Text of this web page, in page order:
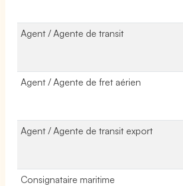
Agent / Agente de transit
Agent / Agente de fret aérien
Agent / Agente de transit export
Consignataire maritime